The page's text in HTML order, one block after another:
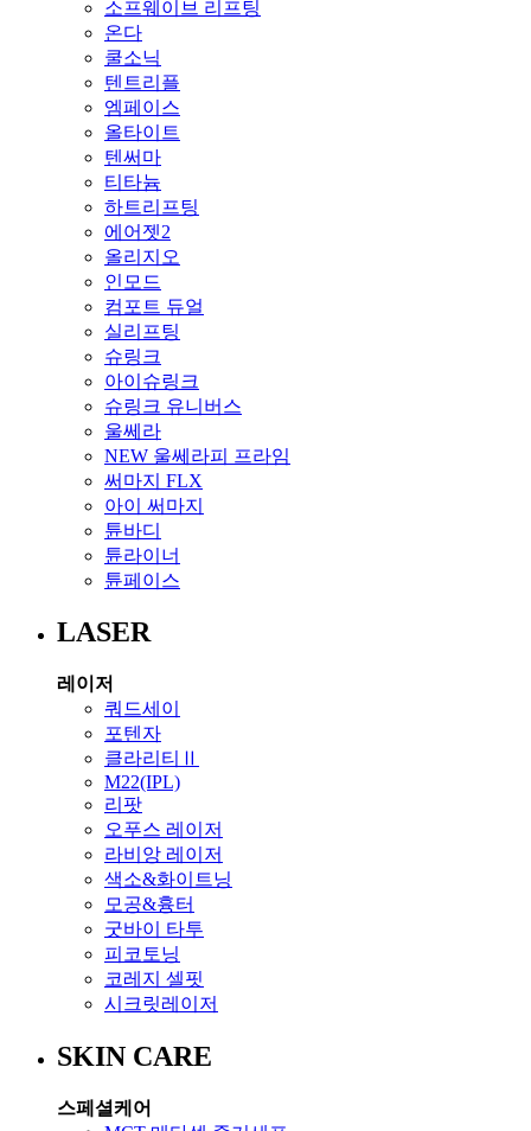
소프웨이브 리프팅
온다
쿨소닉
텐트리플
엠페이스
올타이트
텐써마
티타늄
하트리프팅
에어젯2
올리지오
인모드
컴포트 듀얼
실리프팅
슈링크
아이슈링크
슈링크 유니버스
울쎄라
NEW 울쎄라피 프라임
써마지 FLX
아이 써마지
튠바디
튠라이너
튠페이스
LASER
레이저
쿼드세이
포텐자
클라리티Ⅱ
M22(IPL)
리팟
오푸스 레이저
라비앙 레이저
색소&화이트닝
모공&흉터
굿바이 타투
피코토닝
코레지 셀핏
시크릿레이저
SKIN CARE
스페셜케어